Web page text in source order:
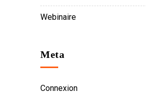
Webinaire
Meta
Connexion